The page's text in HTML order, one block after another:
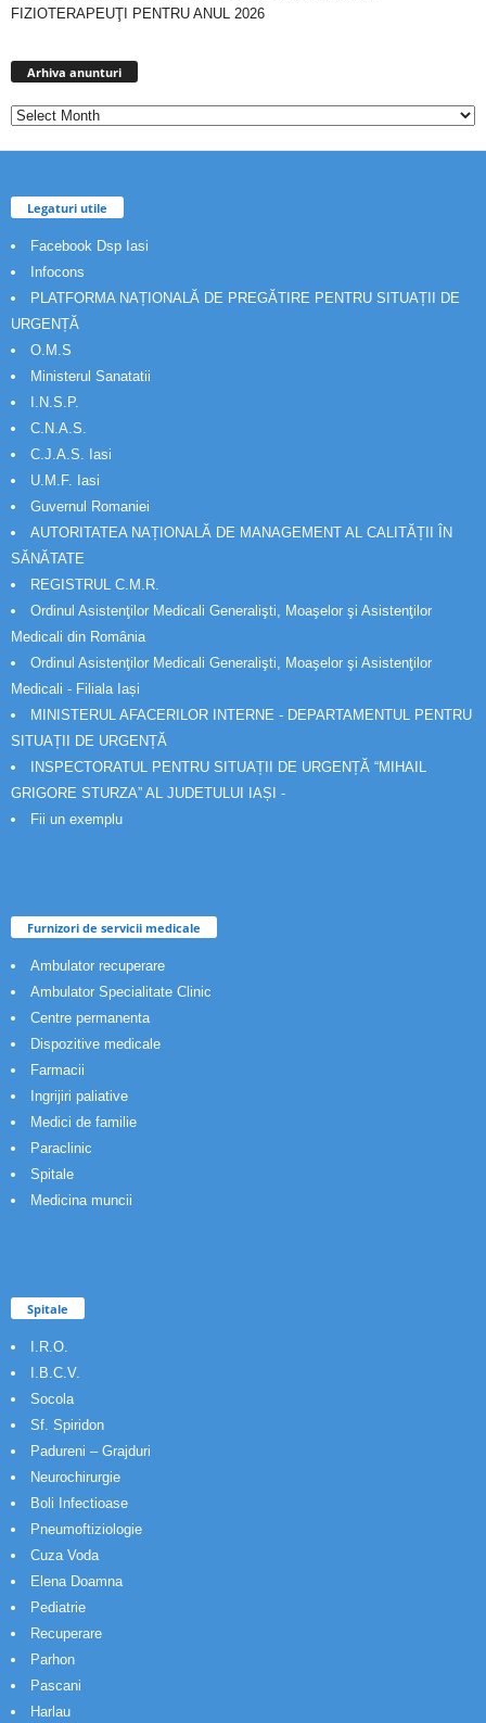
FIZIOTERAPEUŢI PENTRU ANUL 2026
Arhiva anunturi
Legaturi utile
Facebook Dsp Iasi
Infocons
PLATFORMA NAȚIONALĂ DE PREGĂTIRE PENTRU SITUAȚII DE
URGENȚĂ
O.M.S
Ministerul Sanatatii
I.N.S.P.
C.N.A.S.
C.J.A.S. Iasi
U.M.F. Iasi
Guvernul Romaniei
AUTORITATEA NAȚIONALĂ DE MANAGEMENT AL CALITĂȚII ÎN
SĂNĂTATE
REGISTRUL C.M.R.
Ordinul Asistenţilor Medicali Generalişti, Moaşelor şi Asistenţilor
Medicali din România
Ordinul Asistenţilor Medicali Generalişti, Moaşelor şi Asistenţilor
Medicali - Filiala Iași
MINISTERUL AFACERILOR INTERNE - DEPARTAMENTUL PENTRU
SITUAȚII DE URGENȚĂ
INSPECTORATUL PENTRU SITUAȚII DE URGENȚĂ “MIHAIL
GRIGORE STURZA” AL JUDETULUI IAȘI -
Fii un exemplu
Furnizori de servicii medicale
Ambulator recuperare
Ambulator Specialitate Clinic
Centre permanenta
Dispozitive medicale
Farmacii
Ingrijiri paliative
Medici de familie
Paraclinic
Spitale
Medicina muncii
Spitale
I.R.O.
I.B.C.V.
Socola
Sf. Spiridon
Padureni – Grajduri
Neurochirurgie
Boli Infectioase
Pneumoftiziologie
Cuza Voda
Elena Doamna
Pediatrie
Recuperare
Parhon
Pascani
Harlau